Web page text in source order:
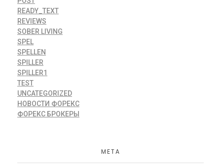
READY_TEXT
REVIEWS
SOBER LIVING
SPEL
SPELLEN
SPILLER
SPILLER1
TEST
UNCATEGORIZED
НОВОСТИ ФОРЕКС
ФОРЕКС БРОКЕРЫ
META